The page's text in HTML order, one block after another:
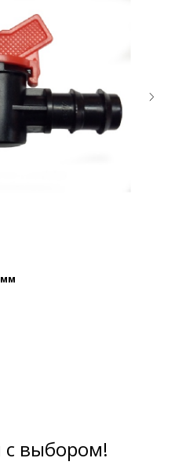
выбором!